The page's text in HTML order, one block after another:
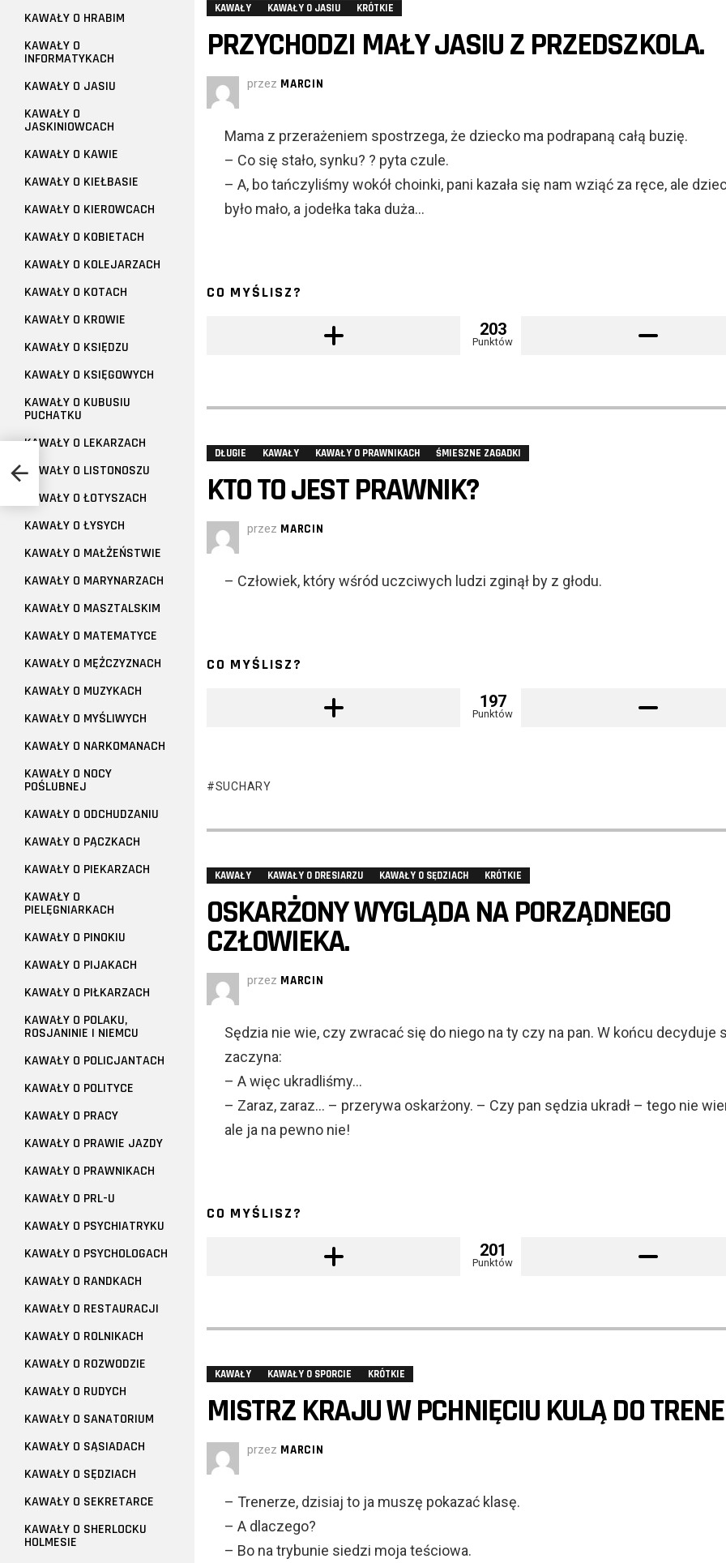
KAWAŁY KAWAŁY O JASIU KRÓTKIE
PRZYCHODZI MAŁY JASIU Z PRZEDSZKOLA.
przez MARCIN
Mama z przerażeniem spostrzega, że dziecko ma podrapaną całą buzię.
– Co się stało, synku? ? pyta czule.
– A, bo tańczyliśmy wokół choinki, pani kazała się nam wziąć za ręce, ale
było mało, a jodełka taka duża…
CO MYŚLISZ?
203
Punktów
DŁUGIE KAWAŁY KAWAŁY O PRAWNIKACH ŚMIESZNE ZAGADKI
KTO TO JEST PRAWNIK?
przez MARCIN
– Człowiek, który wśród uczciwych ludzi zginął by z głodu.
CO MYŚLISZ?
197
Punktów
SUCHARY
KAWAŁY KAWAŁY O DRESIARZU KAWAŁY O SĘDZIACH KRÓTKIE
OSKARŻONY WYGLĄDA NA PORZĄDNEGO
CZŁOWIEKA.
przez MARCIN
Sędzia nie wie, czy zwracać się do niego na ty czy na pan. W końcu decyduje
zaczyna:
– A więc ukradliśmy…
– Zaraz, zaraz… – przerywa oskarżony. – Czy pan sędzia ukradł – tego nie
ale ja na pewno nie!
CO MYŚLISZ?
201
Punktów
KAWAŁY KAWAŁY O SPORCIE KRÓTKIE
MISTRZ KRAJU W PCHNIĘCIU KULĄ DO
przez MARCIN
– Trenerze, dzisiaj to ja muszę pokazać klasę.
– A dlaczego?
– Bo na trybunie siedzi moja teściowa.
KAWAŁY O HRABIM
KAWAŁY O
INFORMATYKACH
KAWAŁY O JASIU
KAWAŁY O
JASKINIOWCACH
KAWAŁY O KAWIE
KAWAŁY O KIEŁBASIE
KAWAŁY O KIEROWCACH
KAWAŁY O KOBIETACH
KAWAŁY O KOLEJARZACH
KAWAŁY O KOTACH
KAWAŁY O KROWIE
KAWAŁY O KSIĘDZU
KAWAŁY O KSIĘGOWYCH
KAWAŁY O KUBUSIU
PUCHATKU
KAWAŁY O LEKARZACH
KAWAŁY O LISTONOSZU
KAWAŁY O ŁOTYSZACH
KAWAŁY O ŁYSYCH
KAWAŁY O MAŁŻEŃSTWIE
KAWAŁY O MARYNARZACH
KAWAŁY O MASZTALSKIM
KAWAŁY O MATEMATYCE
KAWAŁY O MĘŻCZYZNACH
KAWAŁY O MUZYKACH
KAWAŁY O MYŚLIWYCH
KAWAŁY O NARKOMANACH
KAWAŁY O NOCY
POŚLUBNEJ
KAWAŁY O ODCHUDZANIU
KAWAŁY O PĄCZKACH
KAWAŁY O PIEKARZACH
KAWAŁY O
PIELĘGNIARKACH
KAWAŁY O PINOKIU
KAWAŁY O PIJAKACH
KAWAŁY O PIŁKARZACH
KAWAŁY O POLAKU,
ROSJANINIE I NIEMCU
KAWAŁY O POLICJANTACH
KAWAŁY O POLITYCE
KAWAŁY O PRACY
KAWAŁY O PRAWIE JAZDY
KAWAŁY O PRAWNIKACH
KAWAŁY O PRL-U
KAWAŁY O PSYCHIATRYKU
KAWAŁY O PSYCHOLOGACH
KAWAŁY O RANDKACH
KAWAŁY O RESTAURACJI
KAWAŁY O ROLNIKACH
KAWAŁY O ROZWODZIE
KAWAŁY O RUDYCH
KAWAŁY O SANATORIUM
KAWAŁY O SĄSIADACH
KAWAŁY O SĘDZIACH
KAWAŁY O SEKRETARCE
KAWAŁY O SHERLOCKU
HOLMESIE